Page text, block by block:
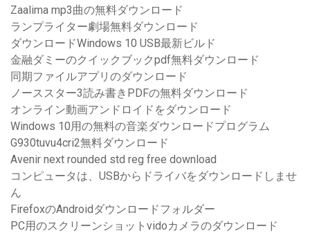
Zaalima mp3曲の無料ダウンロード
ランプライター劇場無料ダウンロード
ダウンロードWindows 10 USB最新ビルド
金融ダミーのクイックブックpdf無料ダウンロード
同期ファイルアプリのダウンロード
ノーススター3読み書きPDFの無料ダウンロード
オンライン動画アンドロイドをダウンロード
Windows 10用の無料の音楽ダウンロードプログラム
G930tuvu4cri2無料ダウンロード
Avenir next rounded std reg free download
コンピュータは、USBからドライバをダウンロードしませ
ん
FirefoxのAndroidダウンロードフォルダー
PC用のスクリーンショットvidoカメラのダウンロード